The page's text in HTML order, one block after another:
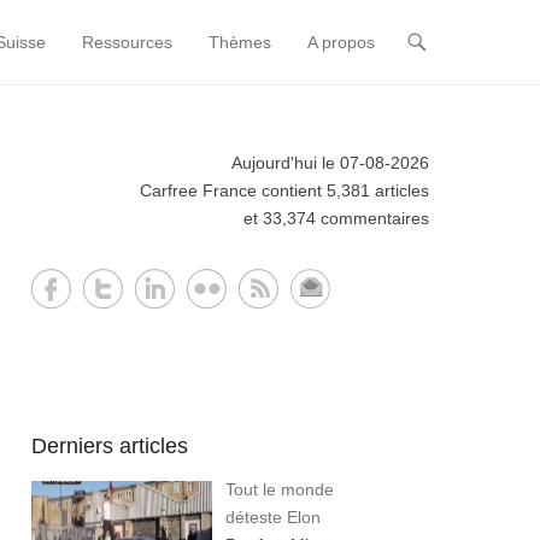
Ressources Thèmes A propos
Aujourd'hui le 07-08-2026
Carfree France contient 5,381 articles
et 33,374 commentaires
Derniers articles
Tout le monde
déteste Elon